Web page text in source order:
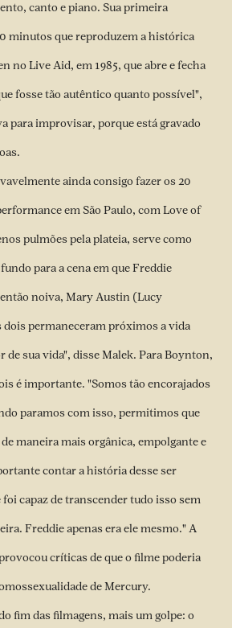
canto e piano. Sua primeira
minutos que reproduzem a histórica
no Live Aid, em 1985, que abre e fecha
fosse tão autêntico quanto possível",
para improvisar, porque está gravado
ainda consigo fazer os 20
em São Paulo, com Love of
pulmões pela plateia, serve como
para a cena em que Freddie
noiva, Mary Austin (Lucy
dois permaneceram próximos a vida
de sua vida", disse Malek. Para Boynton,
é importante. "Somos tão encorajados
paramos com isso, permitimos que
maneira mais orgânica, empolgante e
contar a história desse ser
capaz de transcender tudo isso sem
Freddie apenas era ele mesmo." A
críticas de que o filme poderia
de Mercury.
fim das filmagens, mais um golpe: o